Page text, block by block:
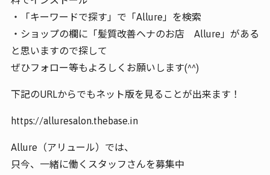
・「キーワードで探す」で「Allure」を検索
・ショップの欄に「髪質改善ヘナのお店 Allure」がある
と思いますので探して
ぜひフォロー等もよろしくお願いします(^^)
下記のURLからでもネット版を見ることが出来ます！
https://alluresalon.thebase.in
Allure（アリュール）では、
只今、一緒に働くスタッフさんを募集中